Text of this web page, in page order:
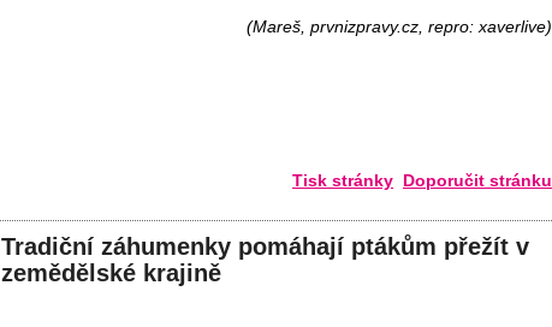
(Mareš, prvnizpravy.cz, repro: xaverlive)
Tisk stránky Doporučit stránku
Tradiční záhumenky pomáhají ptákům přežít v
zemědělské krajině